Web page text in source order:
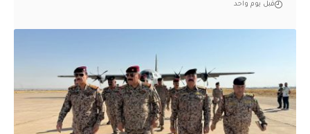
قبل يوم واحد